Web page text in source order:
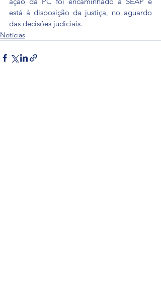
está à disposição da justiça, no aguardo
das decisões judiciais.
Notícias